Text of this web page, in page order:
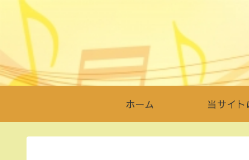
ホーム 当サイト